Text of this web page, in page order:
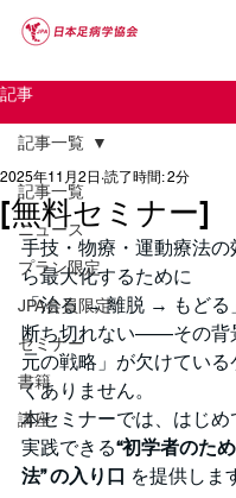
記事
記事一覧
ニュース
プラン限定
JPA会員限定
セミナー
書籍
講座
記事一覧
[無料セミナー]
2025年11月2日 読了時間: 2分
手技・物療・運動療法
ら最大化するために
「治る → 離脱 → もどる
断ち切れない——その背
元の戦略」が欠けている
くありません。
本セミナーでは、はじ
実践できる“初学者のた
法” の入り口 を提供しま